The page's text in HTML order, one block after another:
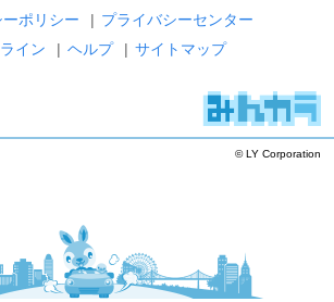
ポリシー
| プライバシーセンター
イン
| ヘルプ | サイトマップ
© LY Corporation